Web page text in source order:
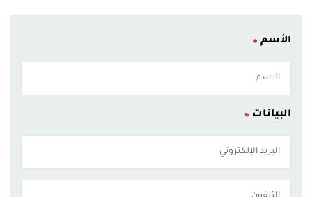
الأسم
البيانات